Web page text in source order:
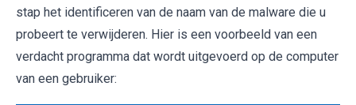
stap het identificeren van de naam van de malware die u
probeert te verwijderen. Hier is een voorbeeld van een
verdacht programma dat wordt uitgevoerd op de computer
van een gebruiker: